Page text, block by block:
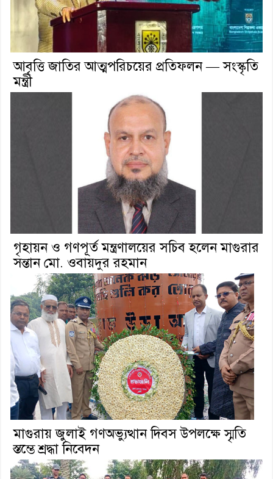
আবৃত্তি জাতির আত্মপরিচয়ের প্রতিফলন — সংস্কৃতি
মন্ত্রী
গৃহায়ন ও গণপূর্ত মন্ত্রণালয়ের সচিব হলেন মাগুরার
সন্তান মো. ওবায়দুর রহমান
মাগুরায় জুলাই গণঅভ্যুত্থান দিবস উপলক্ষে স্মৃতি
স্তম্ভে শ্রদ্ধা নিবেদন